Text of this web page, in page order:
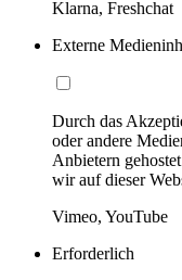
Klarna, Freshchat
Externe
Durch das
oder andere
Anbietern
wir auf dieser
Vimeo, YouTube
Erforderlich